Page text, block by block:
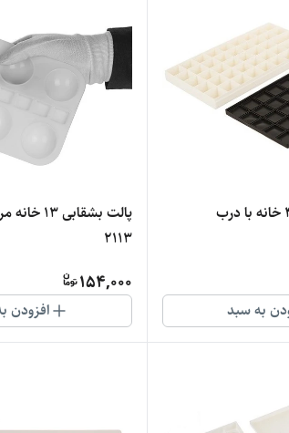
پالت جای قرص 43 خانه با درب
به سبد
پالت
2113
154,000
افزودن